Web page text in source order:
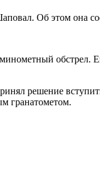
Об этом она
обстрел.
решение
гранатометом.